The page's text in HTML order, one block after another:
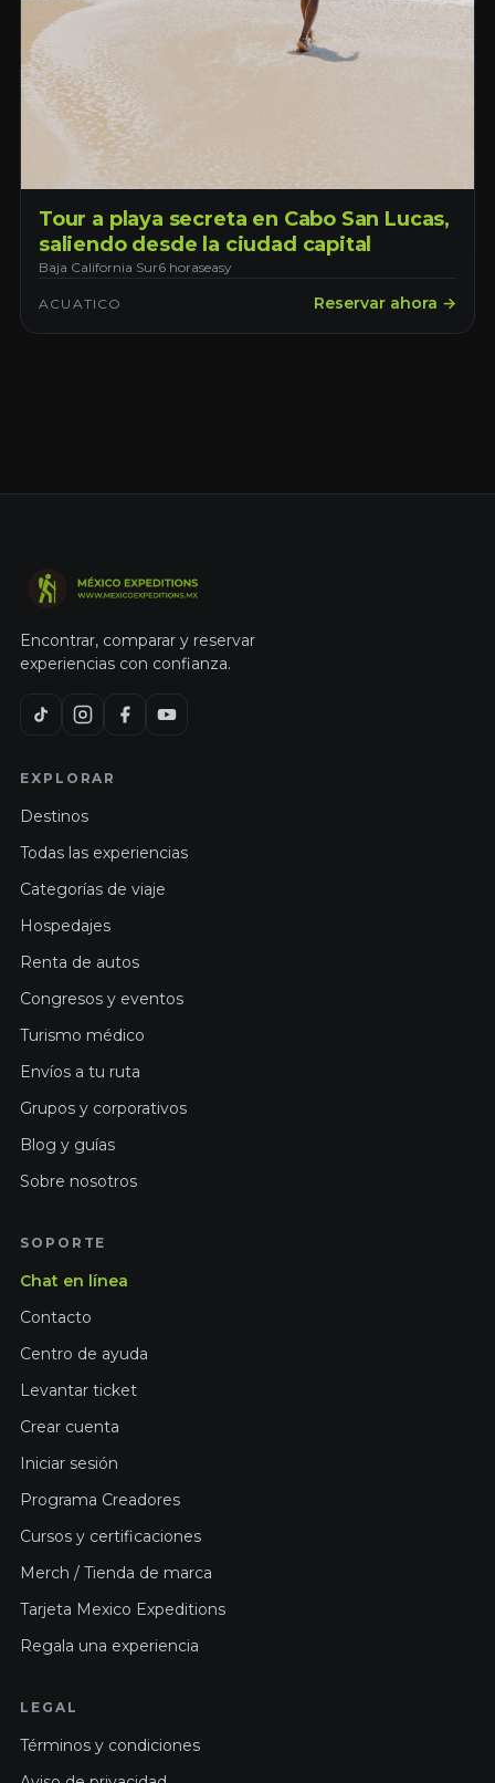
Tour a playa secreta en Cabo San Lucas,
saliendo desde la ciudad capital
Baja California Sur6 horaseasy
ACUATICO Reservar ahora →
Encontrar, comparar y reservar
experiencias con confianza.
EXPLORAR
Destinos
Todas las experiencias
Categorías de viaje
Hospedajes
Renta de autos
Congresos y eventos
Turismo médico
Envíos a tu ruta
Grupos y corporativos
Blog y guías
Sobre nosotros
SOPORTE
Chat en línea
Contacto
Centro de ayuda
Levantar ticket
Crear cuenta
Iniciar sesión
Programa Creadores
Cursos y certificaciones
Merch / Tienda de marca
Tarjeta Mexico Expeditions
Regala una experiencia
LEGAL
Términos y condiciones